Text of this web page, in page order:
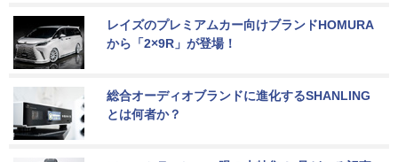
レイズのプレミアムカー向けブランドHOMURA
から「2×9R」が登場！
総合オーディオブランドに進化するSHANLING
とは何者か？